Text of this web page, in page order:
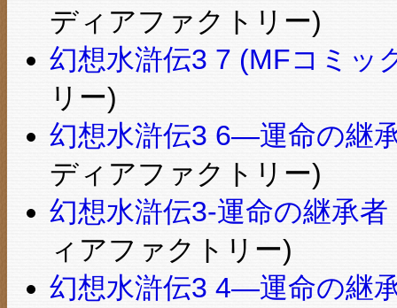
ディアファクトリー)
幻想水滸伝3 7 (MFコミッ
リー)
幻想水滸伝3 6―運命の継
ディアファクトリー)
幻想水滸伝3-運命の継承
ィアファクトリー)
幻想水滸伝3 4―運命の継